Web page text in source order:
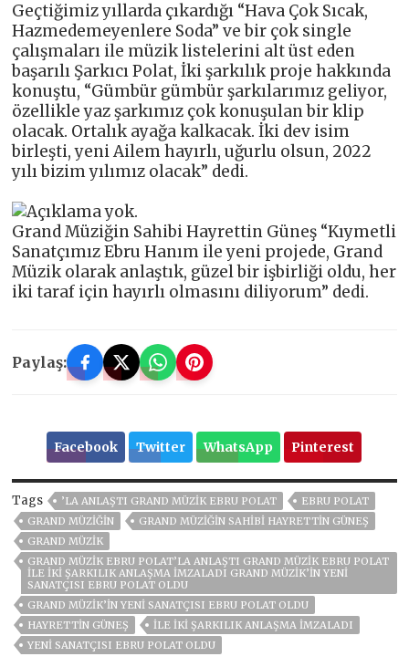
Geçtiğimiz yıllarda çıkardığı “Hava Çok Sıcak,
Hazmedemeyenlere Soda” ve bir çok single
çalışmaları ile müzik listelerini alt üst eden
başarılı Şarkıcı Polat, İki şarkılık proje hakkında
konuştu, “Gümbür gümbür şarkılarımız geliyor,
özellikle yaz şarkımız çok konuşulan bir klip
olacak. Ortalık ayağa kalkacak. İki dev isim
birleşti, yeni Ailem hayırlı, uğurlu olsun, 2022
yılı bizim yılımız olacak” dedi.
Grand Müziğin Sahibi Hayrettin Güneş “Kıymetli
Sanatçımız Ebru Hanım ile yeni projede, Grand
Müzik olarak anlaştık, güzel bir işbirliği oldu, her
iki taraf için hayırlı olmasını diliyorum” dedi.
Paylaş:
Facebook Twitter WhatsApp Pinterest
Tags ’LA ANLAŞTI GRAND MÜZİK EBRU POLAT
EBRU POLAT
GRAND MÜZIĞIN
GRAND MÜZIĞIN SAHIBI HAYRETTIN GÜNEŞ
GRAND MÜZIK
GRAND MÜZİK EBRU POLAT’LA ANLAŞTI GRAND MÜZİK EBRU POLAT
İLE İKİ ŞARKILIK ANLAŞMA İMZALADI GRAND MÜZIK’IN YENI
SANATÇISI EBRU POLAT OLDU
GRAND MÜZIK’IN YENI SANATÇISI EBRU POLAT OLDU
HAYRETTİN GÜNEŞ
İLE İKİ ŞARKILIK ANLAŞMA İMZALADI
YENI SANATÇISI EBRU POLAT OLDU